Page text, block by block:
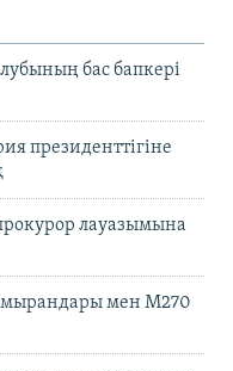
бас бапкері
президенттігіне
лауазымына
мен M270